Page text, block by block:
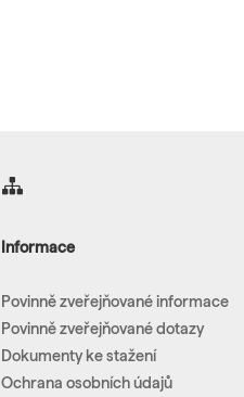
Informace
Povinně zveřejňované informace
Povinně zveřejňované dotazy
Dokumenty ke stažení
Ochrana osobních údajů